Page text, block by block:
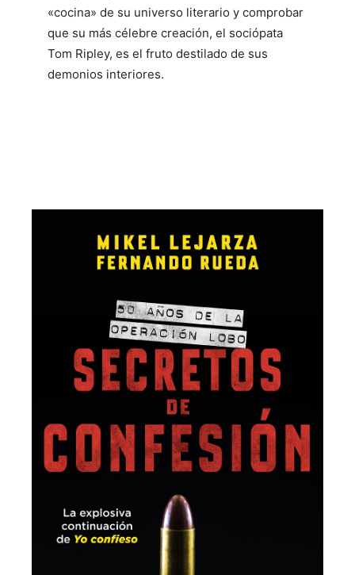
«cocina» de su universo literario y comprobar
que su más célebre creación, el sociópata
Tom Ripley, es el fruto destilado de sus
demonios interiores.